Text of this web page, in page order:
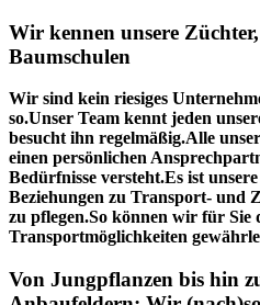
Wir kennen unsere
Baumschulen
Wir sind kein riesiges
so.Unser Team kennt jeden
besucht ihn regelmäßig.Alle
einen persönlichen
Bedürfnisse versteht.Es ist
Beziehungen zu Transport- und
zu pflegen.So können wir für Sie
Transportmöglichkeiten
Von Jungpflanzen bis hin